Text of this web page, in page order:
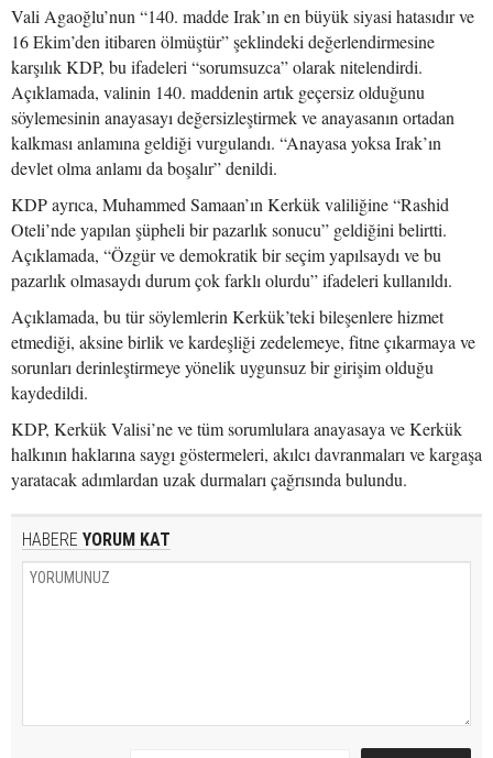
Vali Agaoğlu’nun “140. madde Irak’ın en büyük siyasi hatasıdır ve
16 Ekim’den itibaren ölmüştür” şeklindeki değerlendirmesine
karşılık KDP, bu ifadeleri “sorumsuzca” olarak nitelendirdi.
Açıklamada, valinin 140. maddenin artık geçersiz olduğunu
söylemesinin anayasayı değersizleştirmek ve anayasanın ortadan
kalkması anlamına geldiği vurgulandı. “Anayasa yoksa Irak’ın
devlet olma anlamı da boşalır” denildi.
KDP ayrıca, Muhammed Samaan’ın Kerkük valiliğine “Rashid
Oteli’nde yapılan şüpheli bir pazarlık sonucu” geldiğini belirtti.
Açıklamada, “Özgür ve demokratik bir seçim yapılsaydı ve bu
pazarlık olmasaydı durum çok farklı olurdu” ifadeleri kullanıldı.
Açıklamada, bu tür söylemlerin Kerkük’teki bileşenlere hizmet
etmediği, aksine birlik ve kardeşliği zedelemeye, fitne çıkarmaya ve
sorunları derinleştirmeye yönelik uygunsuz bir girişim olduğu
kaydedildi.
KDP, Kerkük Valisi’ne ve tüm sorumlulara anayasaya ve Kerkük
halkının haklarına saygı göstermeleri, akılcı davranmaları ve kargaşa
yaratacak adımlardan uzak durmaları çağrısında bulundu.
HABERE YORUM KAT